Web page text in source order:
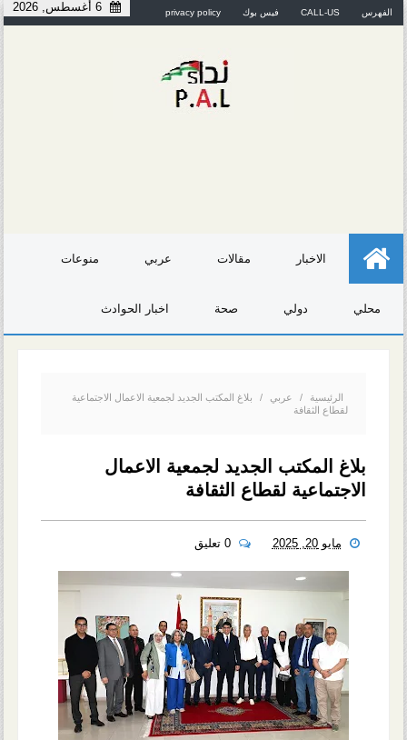
الفهرس CALL-US فيس بوك privacy policy 6 أغسطس, 2026
الاخبار مقالات عربي منوعات
محلي دولي صحة اخبار الحوادث
الرئيسية / عربي /
بلاغ المكتب الجديد لجمعية الاعمال الاجتماعية
لقطاع الثقافة
بلاغ المكتب الجديد لجمعية الاعمال
الاجتماعية لقطاع الثقافة
مايو 20, 2025 0 تعليق